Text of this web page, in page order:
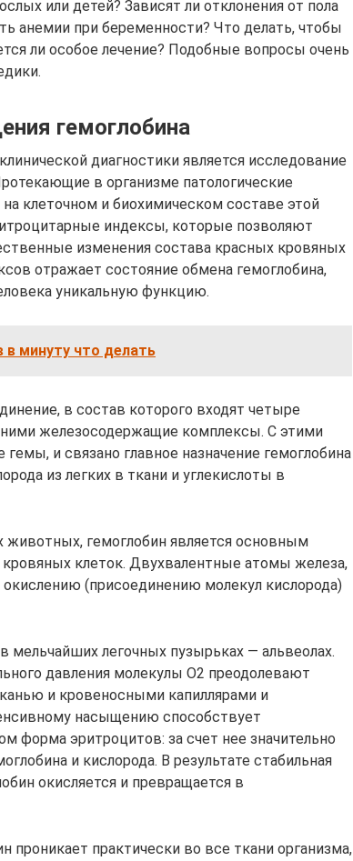
или детей? Зависят ли отклонения от пола
анемии при беременности? Что делать, чтобы
ли особое лечение? Подобные вопросы очень
гемоглобина
диагностики является исследование
в организме патологические
клеточном и биохимическом составе этой
индексы, которые позволяют
изменения состава красных кровяных
отражает состояние обмена гемоглобина,
уникальную функцию.
в минуту что делать
в состав которого входят четыре
железосодержащие комплексы. С этими
и связано главное назначение гемоглобина
из легких в ткани и углекислоты в
животных, гемоглобин является основным
клеток. Двухвалентные атомы железа,
(присоединению молекул кислорода)
легочных пузырьках — альвеолах.
давления молекулы O2 преодолевают
и кровеносными капиллярами и
насыщению способствует
форма эритроцитов: за счет нее значительно
и кислорода. В результате стабильная
окисляется и превращается в
проникает практически во все ткани организма,